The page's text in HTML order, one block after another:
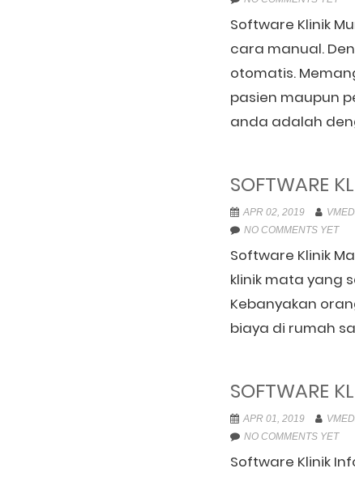
Software Klinik
cara manual.
otomatis.
pasien maupun
anda adalah
SOFTWARE
APR 02, 2019
NO COMMENTS YET
Software Klinik
klinik mata yang
Kebanyakan
biaya di rumah
SOFTWARE
APR 01, 2019
NO COMMENTS YET
Software Klinik